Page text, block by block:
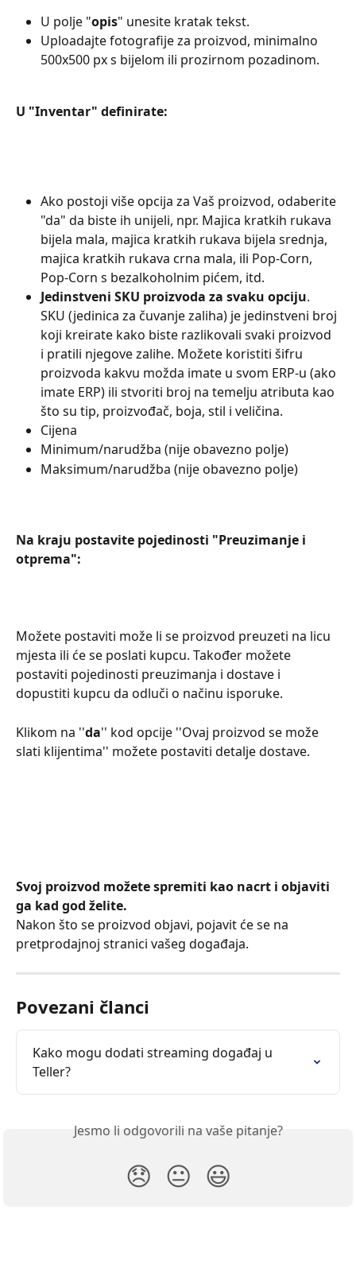
U polje "opis" unesite kratak tekst.
Uploadajte fotografije za proizvod, minimalno
500x500 px s bijelom ili prozirnom pozadinom.
U "Inventar" definirate:
Ako postoji više opcija za Vaš proizvod, odaberite
"da" da biste ih unijeli, npr. Majica kratkih rukava
bijela mala, majica kratkih rukava bijela srednja,
majica kratkih rukava crna mala, ili Pop-Corn,
Pop-Corn s bezalkoholnim pićem, itd.
Jedinstveni SKU proizvoda za svaku opciju.
SKU (jedinica za čuvanje zaliha) je jedinstveni broj
koji kreirate kako biste razlikovali svaki proizvod
i pratili njegove zalihe. Možete koristiti šifru
proizvoda kakvu možda imate u svom ERP-u (ako
imate ERP) ili stvoriti broj na temelju atributa kao
što su tip, proizvođač, boja, stil i veličina.
Cijena
Minimum/narudžba (nije obavezno polje)
Maksimum/narudžba (nije obavezno polje)
Na kraju postavite pojedinosti "Preuzimanje i
otprema":
Možete postaviti može li se proizvod preuzeti na licu
mjesta ili će se poslati kupcu. Također možete
postaviti pojedinosti preuzimanja i dostave i
dopustiti kupcu da odluči o načinu isporuke.
Klikom na ''da'' kod opcije ''Ovaj proizvod se može
slati klijentima'' možete postaviti detalje dostave.
Svoj proizvod možete spremiti kao nacrt i objaviti
ga kad god želite.
Nakon što se proizvod objavi, pojavit će se na
pretprodajnoj stranici vašeg događaja.
Povezani članci
Kako mogu dodati streaming događaj u
Teller?
Jesmo li odgovorili na vaše pitanje?
😞 😐 😃